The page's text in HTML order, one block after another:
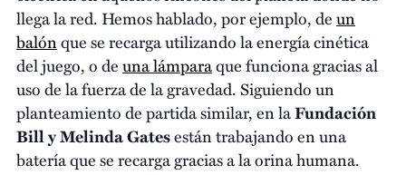
llega la red. Hemos hablado, por ejemplo, deun
balónque se recarga utilizando la energía cinética
del juego, o deuna lámparaque funciona gracias al
uso de la fuerza de la gravedad. Siguiendo un
planteamiento de partida similar, en laFundación
Bill y Melinda Gatesestán trabajando en una
batería que se recarga gracias a la orina humana.